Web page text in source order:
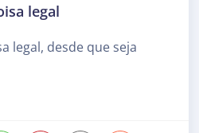
legal
legal, desde que seja